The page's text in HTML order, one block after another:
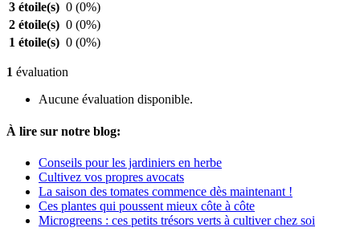
3 étoile(s) 0 (0%)
2 étoile(s) 0 (0%)
1 étoile(s) 0 (0%)
1 évaluation
Aucune évaluation disponible.
À lire sur notre blog:
Conseils pour les jardiniers en herbe
Cultivez vos propres avocats
La saison des tomates commence dès maintenant !
Ces plantes qui poussent mieux côte à côte
Microgreens : ces petits trésors verts à cultiver chez soi